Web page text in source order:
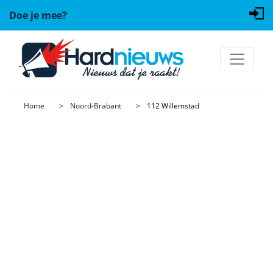
Doe je mee?
Home Noord-Brabant 112 Willemstad